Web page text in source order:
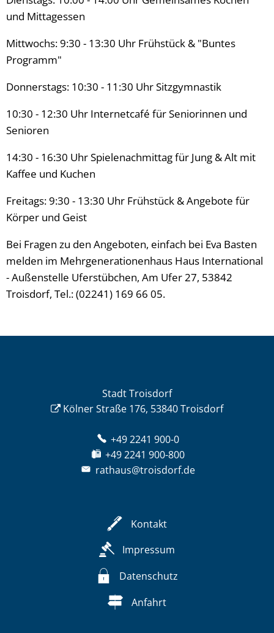
und Mittagessen
Mittwochs: 9:30 - 13:30 Uhr Frühstück & "Buntes
Programm"
Donnerstags: 10:30 - 11:30 Uhr Sitzgymnastik
10:30 - 12:30 Uhr Internetcafé für Seniorinnen und
Senioren
14:30 - 16:30 Uhr Spielenachmittag für Jung & Alt mit
Kaffee und Kuchen
Freitags: 9:30 - 13:30 Uhr Frühstück & Angebote für
Körper und Geist
Bei Fragen zu den Angeboten, einfach bei Eva Basten
melden im Mehrgenerationenhaus Haus International
- Außenstelle Uferstübchen, Am Ufer 27, 53842
Troisdorf, Tel.: (02241) 169 66 05.
Stadt Troisdorf
Kölner Straße 176, 53840 Troisdorf
+49 2241 900-0
+49 2241 900-800
rathaus@troisdorf.de
Kontakt
Impressum
Datenschutz
Anfahrt